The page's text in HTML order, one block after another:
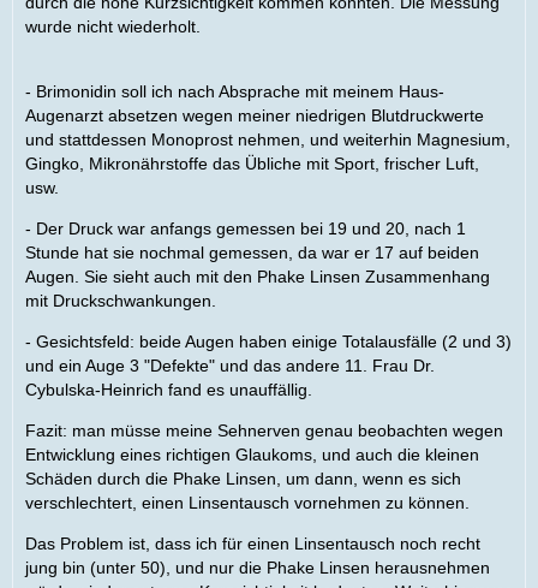
wurde nicht wiederholt.
- Brimonidin soll ich nach Absprache mit meinem Haus-
Augenarzt absetzen wegen meiner niedrigen Blutdruckwerte
und stattdessen Monoprost nehmen, und weiterhin Magnesium,
Gingko, Mikronährstoffe das Übliche mit Sport, frischer Luft,
usw.
- Der Druck war anfangs gemessen bei 19 und 20, nach 1
Stunde hat sie nochmal gemessen, da war er 17 auf beiden
Augen. Sie sieht auch mit den Phake Linsen Zusammenhang
mit Druckschwankungen.
- Gesichtsfeld: beide Augen haben einige Totalausfälle (2 und 3)
und ein Auge 3 "Defekte" und das andere 11. Frau Dr.
Cybulska-Heinrich fand es unauffällig.
Fazit: man müsse meine Sehnerven genau beobachten wegen
Entwicklung eines richtigen Glaukoms, und auch die kleinen
Schäden durch die Phake Linsen, um dann, wenn es sich
verschlechtert, einen Linsentausch vornehmen zu können.
Das Problem ist, dass ich für einen Linsentausch noch recht
jung bin (unter 50), und nur die Phake Linsen herausnehmen